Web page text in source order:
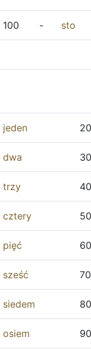
100 - sto
jeden
dwa
trzy
cztery
pięć
sześć
siedem
osiem